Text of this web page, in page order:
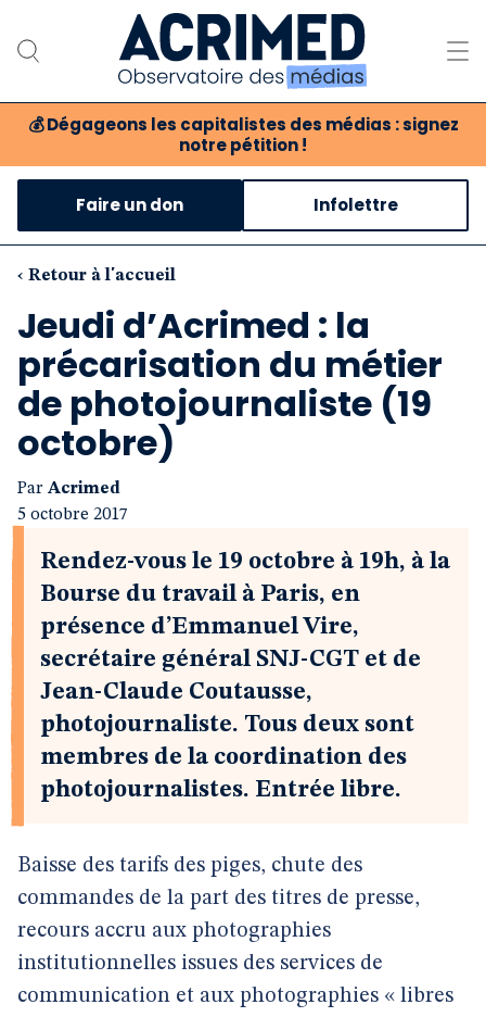
💰 Dégageons les capitalistes des médias : signez
notre pétition !
Notre association
Notre critique des médias
Nos propositions
Notre revue
Boutique
Faire un don Infolettre
‹ Retour à l'accueil
Jeudi d’Acrimed : la
précarisation du métier
de photojournaliste (19
octobre)
Par Acrimed
5 octobre 2017
Rendez-vous le 19 octobre à 19h, à la
Bourse du travail à Paris, en
présence d’Emmanuel Vire,
secrétaire général SNJ-CGT et de
Jean-Claude Coutausse,
photojournaliste. Tous deux sont
membres de la coordination des
photojournalistes. Entrée libre.
Baisse des tarifs des piges, chute des
commandes de la part des titres de presse,
recours accru aux photographies
institutionnelles issues des services de
communication et aux photographies « libres